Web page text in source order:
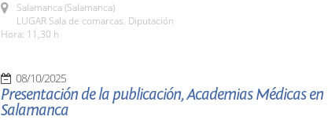
Salamanca (Salamanca)
LUGAR Sala de comarcas. Diputación
Hora: 11,30 h
08/10/2025
Presentación de la publicación, Academias Médicas en
Salamanca